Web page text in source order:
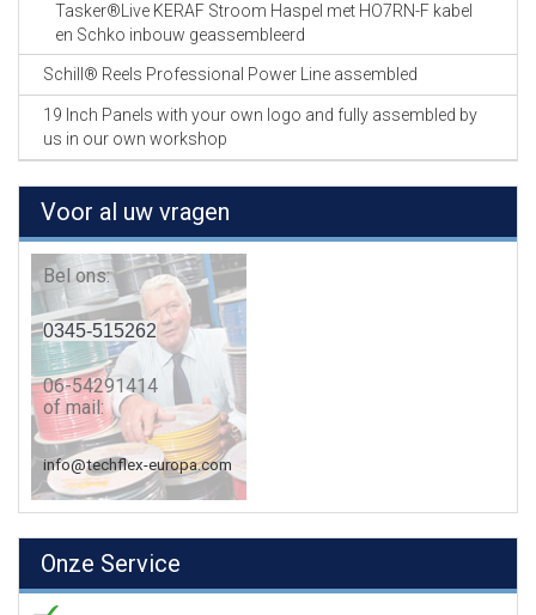
Tasker®Live KERAF Stroom Haspel met HO7RN-F kabel
en Schko inbouw geassembleerd
Schill® Reels Professional Power Line assembled
19 Inch Panels with your own logo and fully assembled by
us in our own workshop
Voor al uw vragen
Bel ons:
0345-515262
06-54291414
of mail:
info@techflex-europa.com
Onze Service